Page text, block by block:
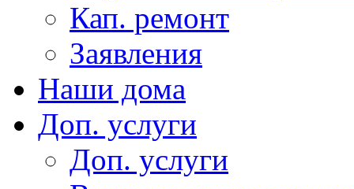
Кап. ремонт
Заявления
Наши дома
Доп. услуги
Доп. услуги